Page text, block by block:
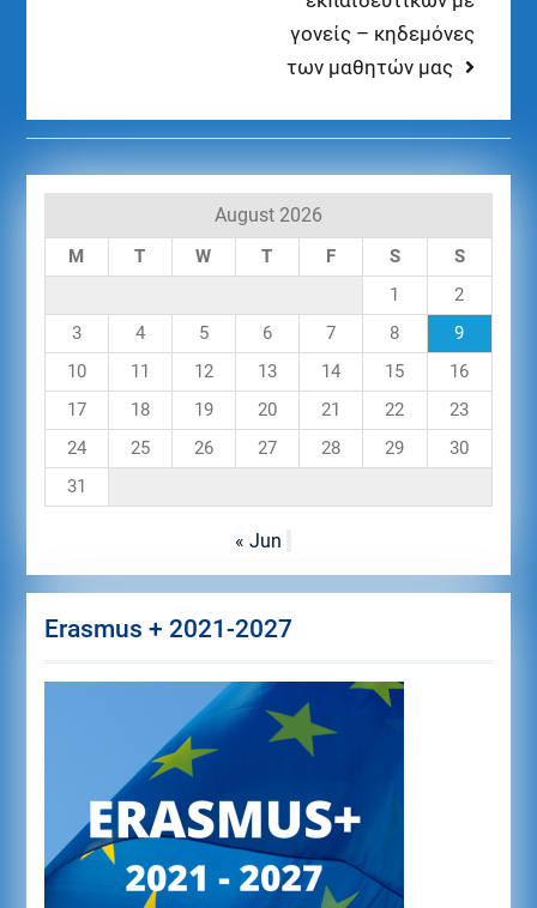
γονείς – κηδεμόνες
των μαθητών μας
August 2026
M T W T F S
S
1
2
3
4 5 6 7 8
9
10
11 12 13 14 15
16
17
18 19 20 21 22
23
24
25 26 27 28 29
30
31
« Jun
Erasmus + 2021-2027